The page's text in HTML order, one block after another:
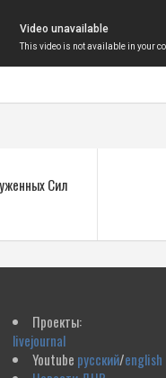
Сил
Проекты:
livejournal
Youtube русский/english